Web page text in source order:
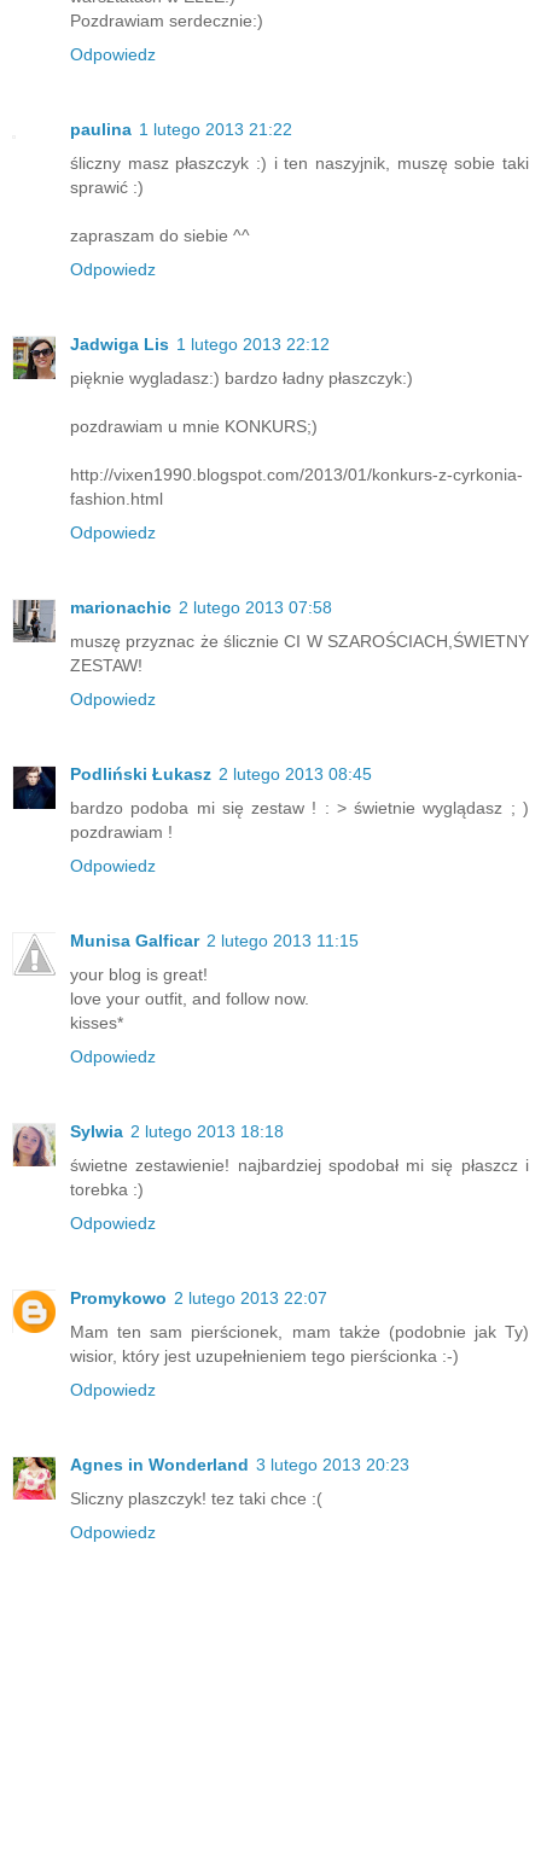
Pozdrawiam serdecznie:)
Odpowiedz
paulina 1 lutego 2013 21:22
śliczny masz płaszczyk :) i ten naszyjnik, muszę sobie taki
sprawić :)
zapraszam do siebie ^^
Odpowiedz
Jadwiga Lis 1 lutego 2013 22:12
pięknie wygladasz:) bardzo ładny płaszczyk:)
pozdrawiam u mnie KONKURS;)
http://vixen1990.blogspot.com/2013/01/konkurs-z-cyrkonia-
fashion.html
Odpowiedz
marionachic 2 lutego 2013 07:58
muszę przyznac że ślicznie CI W SZAROŚCIACH,ŚWIETNY
ZESTAW!
Odpowiedz
Podliński Łukasz 2 lutego 2013 08:45
bardzo podoba mi się zestaw ! : > świetnie wyglądasz ; )
pozdrawiam !
Odpowiedz
Munisa Galficar 2 lutego 2013 11:15
your blog is great!
love your outfit, and follow now.
kisses*
Odpowiedz
Sylwia 2 lutego 2013 18:18
świetne zestawienie! najbardziej spodobał mi się płaszcz i
torebka :)
Odpowiedz
Promykowo 2 lutego 2013 22:07
Mam ten sam pierścionek, mam także (podobnie jak Ty)
wisior, który jest uzupełnieniem tego pierścionka :-)
Odpowiedz
Agnes in Wonderland 3 lutego 2013 20:23
Sliczny plaszczyk! tez taki chce :(
Odpowiedz